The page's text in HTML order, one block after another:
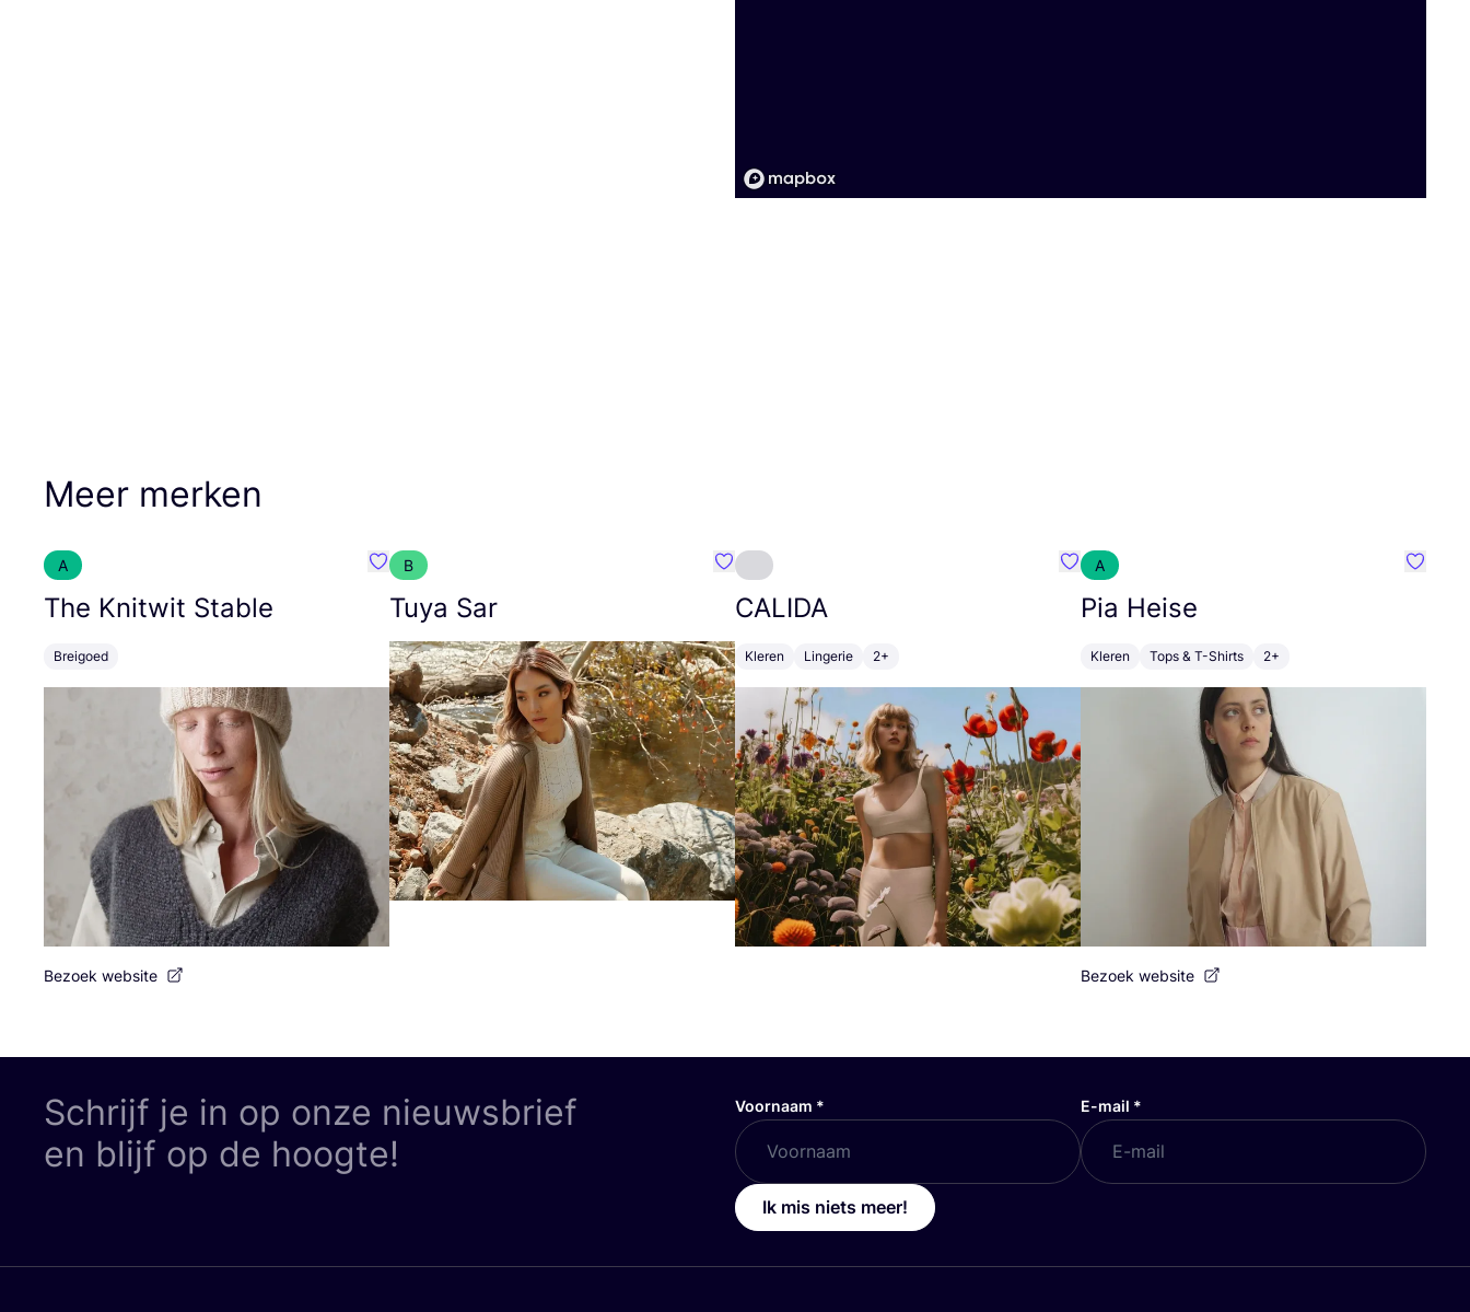
Meer merken
A
The Knitwit Stable
Breigoed
Favoriete {naam}
Bezoek website
B
Tuya Sar
Favoriete {naam}
CALIDA
Kleren Lingerie 2+
Favoriete {naam}
A
Pia Heise
Kleren Tops & T-Shirts 2+
Bezoek website
Schrijf je in op onze nieuwsbrief
en blijf op de hoogte!
Voornaam * E-mail *
Ik mis niets meer!